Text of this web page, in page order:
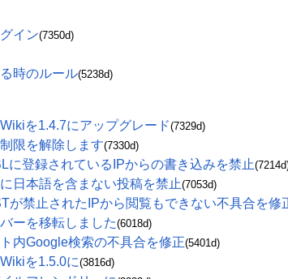
イン(7350d)
時のルール(5238d)
を1.4.7にアップグレード(7329d)
限を解除します(7330d)
に登録されているIPからの書き込みを禁止
日本語を含まない投稿を禁止(7053d)
が禁止されたIPから閲覧もできない不具合を修
ーを移転しました(6018d)
内Google検索の不具合を修正(5401d)
を1.5.0に(3816d)